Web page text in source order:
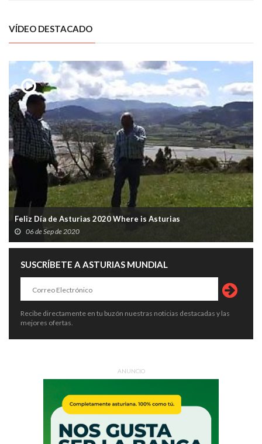
VÍDEO DESTACADO
Feliz Día de Asturias 2020 Where is Asturias
06 de Sep de 2020
SUSCRÍBETE A ASTURIAS MUNDIAL
Recibe directamente en tu buzón nuestras noticias destacadas y las
mejores ofertas.
ANUNCIO